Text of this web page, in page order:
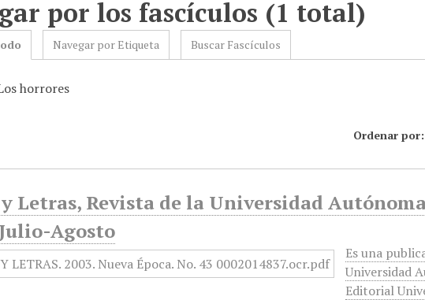
por los fascículos (1 total)
Navegar por Etiqueta Buscar Fascículos
horrores
Ordenar por:
Letras, Revista de la Universidad
Agosto
Es una
Universidad
Editorial